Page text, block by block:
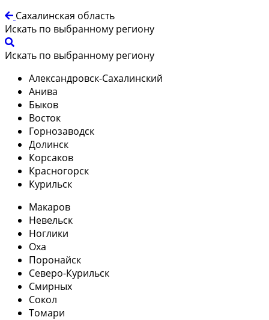
Сахалинская область
Искать по выбранному региону
Искать по выбранному региону
Александровск-Сахалинский
Анива
Быков
Восток
Горнозаводск
Долинск
Корсаков
Красногорск
Курильск
Макаров
Невельск
Ноглики
Оха
Поронайск
Северо-Курильск
Смирных
Сокол
Томари